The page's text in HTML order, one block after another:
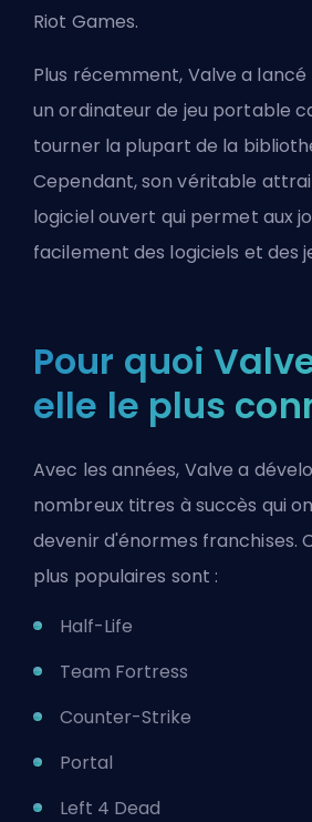
Riot Games.
Plus récemment, Valve a lancé
un ordinateur de jeu portable
tourner la plupart de la
Cependant, son véritable
logiciel ouvert qui permet aux
facilement des logiciels et des
Pour quoi
elle le plus
Avec les années, Valve a
nombreux titres à succès qui
devenir d'énormes franchises.
plus populaires sont :
Half-Life
Team Fortress
Counter-Strike
Portal
Left 4 Dead